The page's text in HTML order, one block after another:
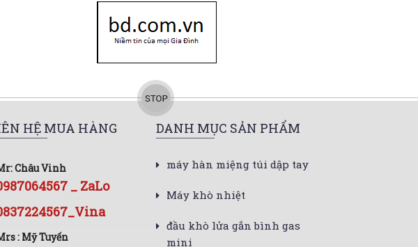
HỆ MUA HÀNG
Châu Vinh
_ ZaLo
: Mỹ Tuyến
DANH MỤC SẢN PHẨM
máy hàn miệng túi dập tay
Máy khò nhiệt
đầu khò lửa gắn bình gas
mini